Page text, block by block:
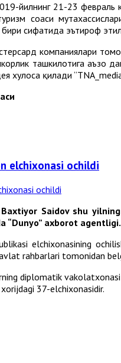
йилнинг 21-23
соҳаси
сифатида эътироф
компаниялари
ташкилотига аъзо
хулоса қилади
elchixonasi ochildi
Saidov shu
“Dunyo” axborot agentligi.
elchixonasining
rahbarlari tomonidan
diplomatik
37-elchixonasidir.